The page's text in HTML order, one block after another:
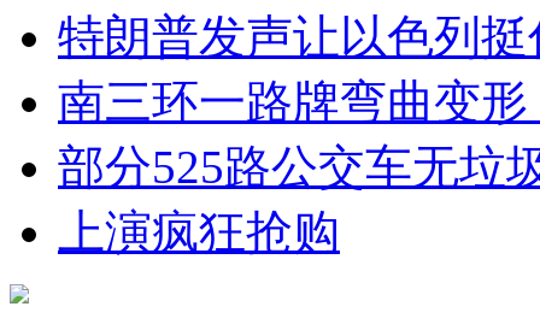
特朗普发声让以色列挺
南三环一路牌弯曲变
部分525路公交车无垃
上演疯狂抢购